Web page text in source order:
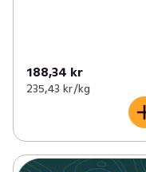
188,34 kr
235,43 kr /kg